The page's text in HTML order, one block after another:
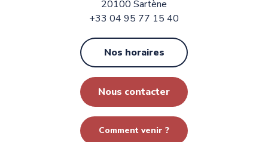
20100 Sartène
+33 04 95 77 15 40
Nos horaires
Nous contacter
Comment venir ?